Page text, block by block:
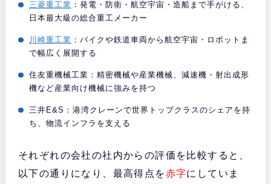
三菱重工業 ：発電・防衛・航空宇宙・造船まで手がける、
日本最大級の総合重工メーカー
川崎重工業 ：バイクや鉄道車両から航空宇宙・ロボットま
で幅広く展開する
住友重機械工業：精密機械や産業機械、減速機・射出成形
機など産業向け機械に強みを持つ
三井E&S：港湾クレーンで世界トップクラスのシェアを持
ち、物流インフラを支える
それぞれの会社の社内からの評価を比較すると、
以下の通りになり、最高得点を赤字にしていま